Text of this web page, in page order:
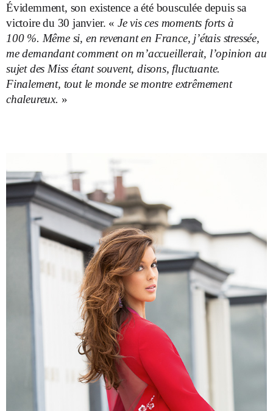
Évidemment, son existence a été bousculée depuis sa
victoire du 30 janvier. « Je vis ces moments forts à
100 %. Même si, en revenant en France, j’étais stressée,
me demandant comment on m’accueillerait, l’opinion au
sujet des Miss étant souvent, disons, fluctuante.
Finalement, tout le monde se montre extrêmement
chaleureux. »